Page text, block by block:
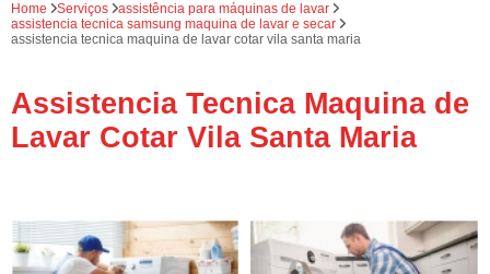
Home Serviços
assistência para máquinas de lavar
assistencia tecnica samsung maquina de lavar e secar
assistencia tecnica maquina de lavar cotar vila santa maria
Assistencia Tecnica Maquina de
Lavar Cotar Vila Santa Maria